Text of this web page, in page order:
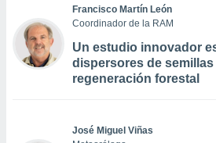
Francisco Martín León
Coordinador de la RAM
Un estudio innovador
dispersores de
regeneración forestal
José Miguel Viñas